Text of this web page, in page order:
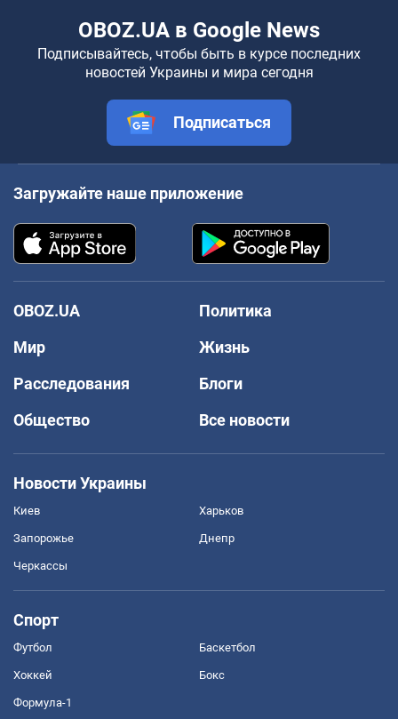
OBOZ.UA в Google News
Подписывайтесь, чтобы быть в курсе последних
новостей Украины и мира сегодня
Подписаться
Загружайте наше приложение
OBOZ.UA
Политика
Мир
Жизнь
Расследования
Блоги
Общество
Все новости
Новости Украины
Киев Харьков
Запорожье Днепр
Черкассы
Спорт
Футбол Баскетбол
Хоккей Бокс
Формула-1